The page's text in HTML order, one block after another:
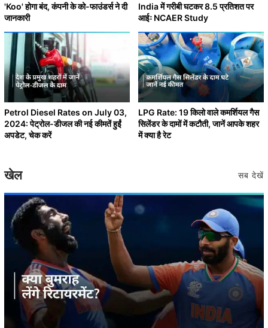
'Koo' होगा बंद, कंपनी के को-फाउंडर्स ने दी
जानकारी
India में गरीबी घटकर 8.5 प्रतिशत पर
आईः NCAER Study
Petrol Diesel Rates on July 03,
2024: पेट्रोल-डीजल की नई कीमतें हुईं
अपडेट, चेक करें
LPG Rate: 19 किलो वाले कमर्शियल गैस
सिलेंडर के दामों में कटौती, जानें आपके शहर
में क्या है रेट
खेल सब देखें